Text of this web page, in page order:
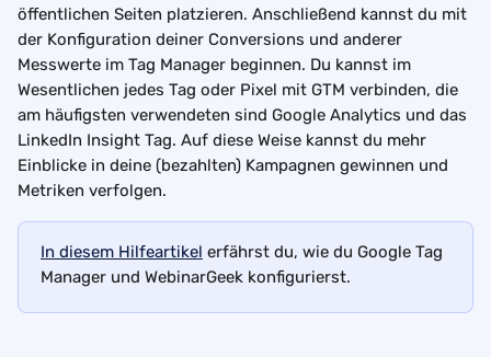
öffentlichen Seiten platzieren. Anschließend kannst du mit
der Konfiguration deiner Conversions und anderer
Messwerte im Tag Manager beginnen. Du kannst im
Wesentlichen jedes Tag oder Pixel mit GTM verbinden, die
am häufigsten verwendeten sind Google Analytics und das
LinkedIn Insight Tag. Auf diese Weise kannst du mehr
Einblicke in deine (bezahlten) Kampagnen gewinnen und
Metriken verfolgen.
In diesem Hilfeartikel erfährst du, wie du Google Tag
Manager und WebinarGeek konfigurierst.